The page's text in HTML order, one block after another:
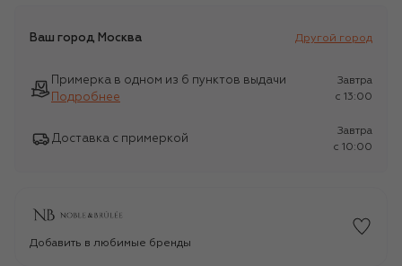
Ваш город Москва Другой город
Примерка в одном из 6 пунктов выдачи
Подробнее
Завтра
c 13:00
Доставка с примеркой
Завтра
c 10:00
Добавить в любимые бренды